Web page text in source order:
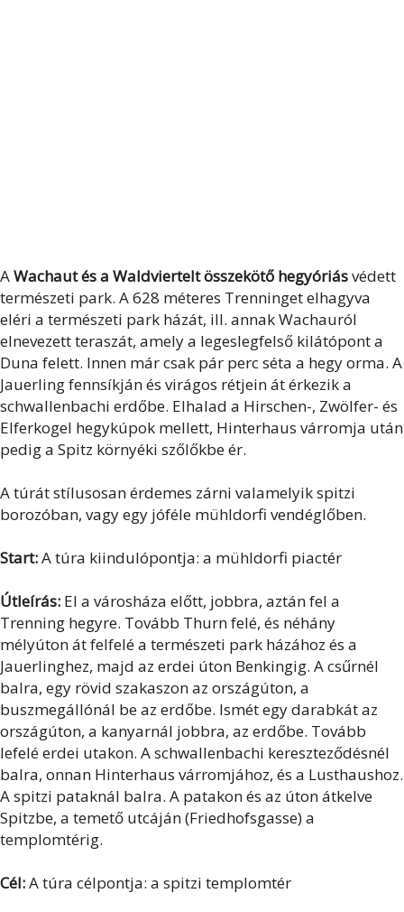
AWachaut és a Waldviertelt összekötő hegyóriásvédett
természeti park. A 628 méteres Trenninget elhagyva
eléri a természeti park házát, ill. annak Wachauról
elnevezett teraszát, amely a legeslegfelső kilátópont a
Duna felett. Innen már csak pár perc séta a hegy orma. A
Jauerling fennsíkján és virágos rétjein át érkezik a
schwallenbachi erdőbe. Elhalad a Hirschen-, Zwölfer- és
Elferkogel hegykúpok mellett, Hinterhaus várromja után
pedig a Spitz környéki szőlőkbe ér.
A túrát stílusosan érdemes zárni valamelyik spitzi
borozóban, vagy egy jóféle mühldorfi vendéglőben.
Start:A túra kiindulópontja: a mühldorfi piactér
Útleírás: El a városháza előtt, jobbra, aztán fel a
Trenning hegyre. Tovább Thurn felé, és néhány
mélyúton át felfelé a természeti park házához és a
Jauerlinghez, majd az erdei úton Benkingig. A csűrnél
balra, egy rövid szakaszon az országúton, a
buszmegállónál be az erdőbe. Ismét egy darabkát az
országúton, a kanyarnál jobbra, az erdőbe. Tovább
lefelé erdei utakon. A schwallenbachi kereszteződésnél
balra, onnan Hinterhaus várromjához, és a Lusthaushoz.
A spitzi pataknál balra. A patakon és az úton átkelve
Spitzbe, a temető utcáján (Friedhofsgasse) a
templomtérig.
Cél:A túra célpontja: a spitzi templomtér